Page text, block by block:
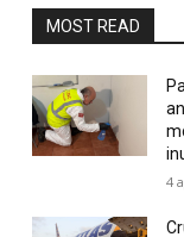
MOST READ
4